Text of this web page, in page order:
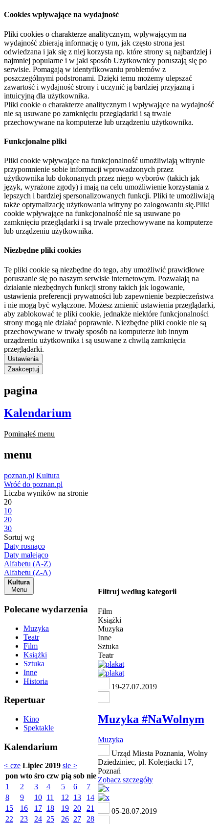
Cookies wpływające na wydajność
Pliki cookies o charakterze analitycznym, wpływającym na
wydajność zbierają informację o tym, jak często strona jest
odwiedzana i jak się z niej korzysta np. które strony są najbardziej i
najmniej popularne i w jaki sposób Użytkownicy poruszają się po
serwisie. Pomagają w identyfikowaniu problemów z
poszczególnymi podstronami. Dzięki temu możemy ulepszać
zawartość i wydajność strony i uczynić ją bardziej przyjazną i
intuicyjną dla użytkownika.
Pliki cookie o charakterze analitycznym i wpływające na wydajność
nie są usuwane po zamknięciu przeglądarki i są trwale
przechowywane na komputerze lub urządzeniu użytkownika.
Funkcjonalne pliki
Pliki cookie wpływające na funkcjonalność umożliwiają witrynie
przypomnienie sobie informacji wprowadzonych przez
użytkownika lub dokonanych przez niego wyborów (takich jak
język, wyrażone zgody) i mają na celu umożliwienie korzystania z
lepszych i bardziej spersonalizowanych funkcji. Pliki te umożliwiają
także optymalizację użytkowania witryny po zalogowaniu się.Pliki
cookie wpływające na funkcjonalność nie są usuwane po
zamknięciu przeglądarki i są trwale przechowywane na komputerze
lub urządzeniu użytkownika.
Niezbędne pliki cookies
Te pliki cookie są niezbędne do tego, aby umożliwić prawidłowe
poruszanie się po naszym serwisie internetowym. Pozwalają na
działanie niezbędnych funkcji strony takich jak logowanie,
ustawienia preferencji prywatności lub zapewnienie bezpieczeństwa
i nie mogą być wyłączone. Możesz zmienić ustawienia przeglądarki,
aby zablokować te pliki cookie, jednakże niektóre funkcjonalności
strony mogą nie działać poprawnie. Niezbędne pliki cookie nie są
przechowywane w trwały sposób na komputerze lub innym
urządzeniu użytkownika i są usuwane z chwilą zamknięcia
przeglądarki.
Ustawienia
Zaakceptuj
pagina
Kalendarium
Pominąłeś menu
menu
poznan.pl Kultura
Wróć do poznan.pl
Liczba wyników na stronie
20
10
20
30
Sortuj wg
Daty rosnąco
Daty malejąco
Alfabetu (A-Z)
Alfabetu (Z-A)
Kultura
Menu
Polecane wydarzenia
Muzyka
Teatr
Film
Książki
Sztuka
Inne
Historia
Repertuar
Kino
Spektakle
Kalendarium
< cze Lipiec 2019 sie >
pon wto śro czw pią sob nie
1
2 3 4 5 6
7
8
9 10 11 12 13
14
15
16 17 18 19 20
21
22
23 24 25 26 27
28
Filtruj według kategorii
Film
Książki
Muzyka
Inne
Sztuka
Teatr
19-27.07.2019
Muzyka #NaWolnym
Muzyka
Urząd Miasta Poznania, Wolny
Dziedziniec, pl. Kolegiacki 17,
Poznań
Zobacz szczegóły
05-28.07.2019